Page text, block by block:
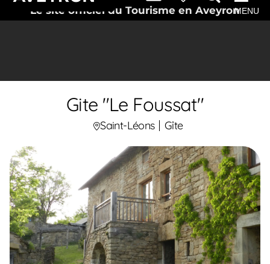
Le site officiel du Tourisme en AveyronMENU
Gite "Le Foussat"
Saint-Léons Gîte